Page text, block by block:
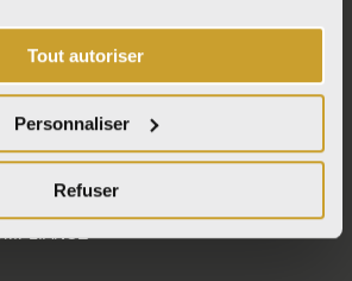
Tout autoriser
Personnaliser
Refuser
L
i
n
k
e
d
n